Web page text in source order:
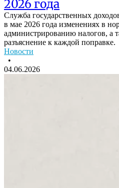
2026 года
Служба государственных
в мае 2026 года изменениях в
администрированию налогов, а
разъяснение к каждой поправке.
Новости
•
04.06.2026